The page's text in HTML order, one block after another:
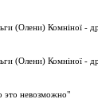
(Олени) Комніної -
(Олени) Комніної -
это невозможно"